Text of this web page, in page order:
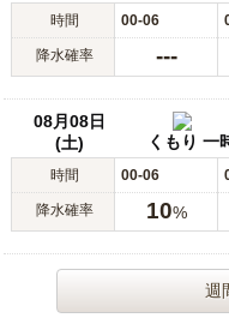
時間 00-06
降水確率 ---
08月08日
(土)
くもり 一
時間 00-06
降水確率 10%
週